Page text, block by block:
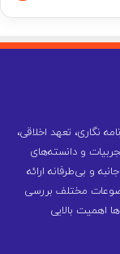
نگاری، تعهد اخلاقی،
توانست تجربیات و دانسته‌های
و بی‌طرفانه ارائه
مختلف بررسی
اهمیت بالایی